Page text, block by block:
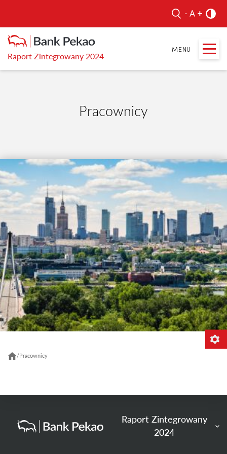
Raport Zintegrowany 2024
Pracownicy
/Pracownicy
Raport Zintegrowany
2024